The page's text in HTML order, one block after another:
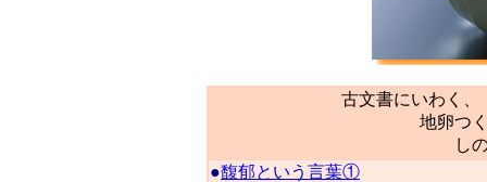
古文書にいわく
地卵つ
し
●馥郁という言葉①